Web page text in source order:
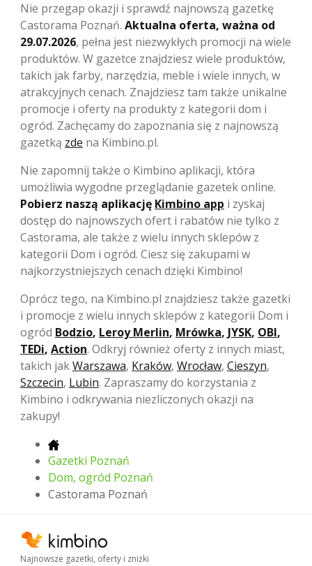
Nie przegap okazji i sprawdź najnowszą gazetkę
Castorama Poznań. Aktualna oferta, ważna od
29.07.2026, pełna jest niezwykłych promocji na wiele
produktów. W gazetce znajdziesz wiele produktów,
takich jak farby, narzędzia, meble i wiele innych, w
atrakcyjnych cenach. Znajdziesz tam także unikalne
promocje i oferty na produkty z kategorii dom i
ogród. Zachęcamy do zapoznania się z najnowszą
gazetką zde na Kimbino.pl.
Nie zapomnij także o Kimbino aplikacji, która
umożliwia wygodne przeglądanie gazetek online.
Pobierz naszą aplikację Kimbino app i zyskaj
dostęp do najnowszych ofert i rabatów nie tylko z
Castorama, ale także z wielu innych sklepów z
kategorii Dom i ogród. Ciesz się zakupami w
najkorzystniejszych cenach dzięki Kimbino!
Oprócz tego, na Kimbino.pl znajdziesz także gazetki
i promocje z wielu innych sklepów z kategorii Dom i
ogród Bodzio, Leroy Merlin, Mrówka, JYSK, OBI,
TEDi, Action. Odkryj również oferty z innych miast,
takich jakWarszawa, Kraków, Wrocław, Cieszyn,
Szczecin, Lubin. Zapraszamy do korzystania z
Kimbino i odkrywania niezliczonych okazji na
zakupy!
Gazetki Poznań
Dom, ogród Poznań
Castorama Poznań
Najnowsze gazetki, oferty i zniżki